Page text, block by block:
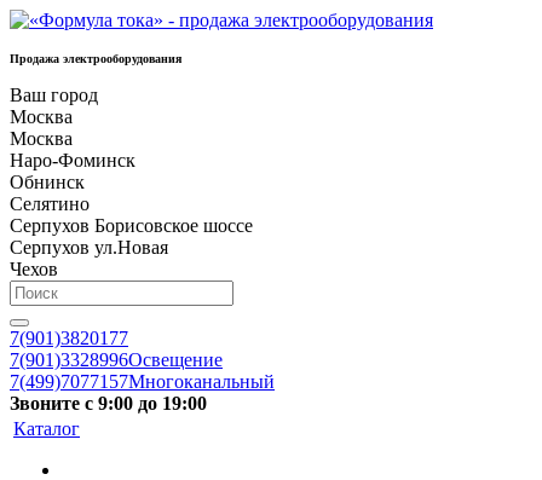
Продажа электрооборудования
Ваш город
Москва
Москва
Наро-Фоминск
Обнинск
Селятино
Серпухов Борисовское шоссе
Серпухов ул.Новая
Чехов
7(901)3820177
7(901)3328996Освещение
7(499)7077157Многоканальный
Звоните с 9:00 до 19:00
Каталог